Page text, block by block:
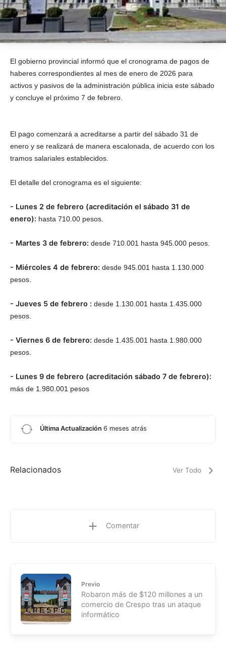
El gobierno provincial informó que el cronograma de pagos de
haberes correspondientes al mes de enero de 2026 para
activos y pasivos de la administración pública inicia este sábado
y concluye el próximo 7 de febrero.
El pago comenzará a acreditarse a partir del sábado 31 de
enero y se realizará de manera escalonada, de acuerdo con los
tramos salariales establecidos.
El detalle del cronograma es el siguiente:
- Lunes 2 de febrero (acreditación el sábado 31 de
enero): hasta 710.00 pesos.
- Martes 3 de febrero: desde 710.001 hasta 945.000 pesos.
- Miércoles 4 de febrero: desde 945.001 hasta 1.130.000
pesos.
- Jueves 5 de febrero : desde 1.130.001 hasta 1.435.000
pesos.
- Viernes 6 de febrero: desde 1.435.001 hasta 1.980.000
pesos.
- Lunes 9 de febrero (acreditación sábado 7 de febrero):
más de 1.980.001 pesos
Última Actualización 6 meses atrás
Relacionados Ver Todo
Comentar
Previo
Robaron más de $120 millones a un
comercio de Crespo tras un ataque
informático